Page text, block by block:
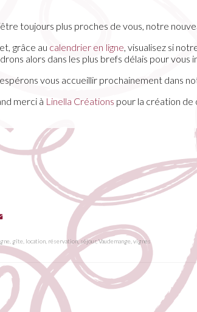
toujours plus proches de vous, notre
grâce au calendrier en ligne, visualisez si
alors dans les plus brefs délais pour
vous accueillir prochainement dans
merci à Linella Créations pour la création de
gîte location réservation,séjour,Vaudemange vignes